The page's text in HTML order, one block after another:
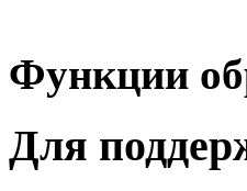
Функции
Для